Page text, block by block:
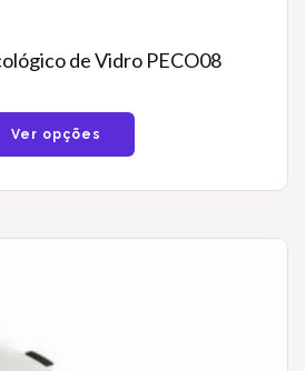
de Vidro PECO08
Ver opções